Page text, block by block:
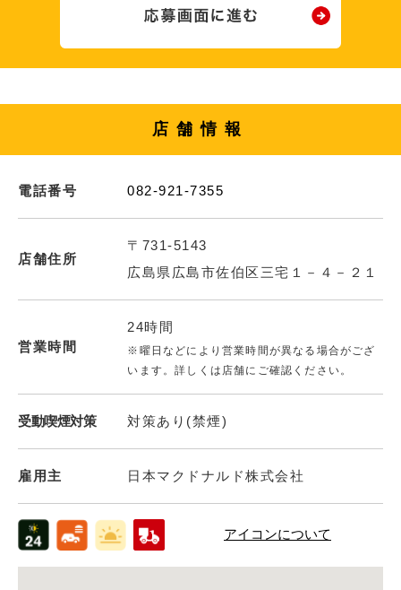
店舗情報
電話番号 082-921-7355
店舗住所
〒731-5143
広島県広島市佐伯区三宅１－４－２１
営業時間
24時間
※曜日などにより営業時間が異なる場合がござ
います。詳しくは店舗にご確認ください。
受動喫煙対策 対策あり(禁煙)
雇用主 日本マクドナルド株式会社
アイコンについて